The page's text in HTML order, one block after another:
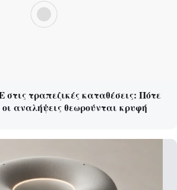
στις τραπεζικές καταθέσεις: Πότε
οι αναλήψεις θεωρούνται κρυφή